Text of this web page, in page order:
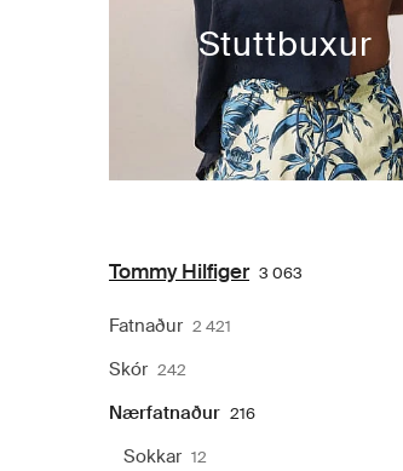
Stuttbuxur
Tommy Hilfiger 3 063
Fatnaður 2 421
Skór 242
Nærfatnaður 216
Sokkar 12